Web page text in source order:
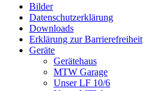
Bilder
Datenschutzerklärung
Downloads
Erklärung zur Barriere­frei­heit
Geräte
Gerätehaus
MTW Garage
Unser LF 10/6